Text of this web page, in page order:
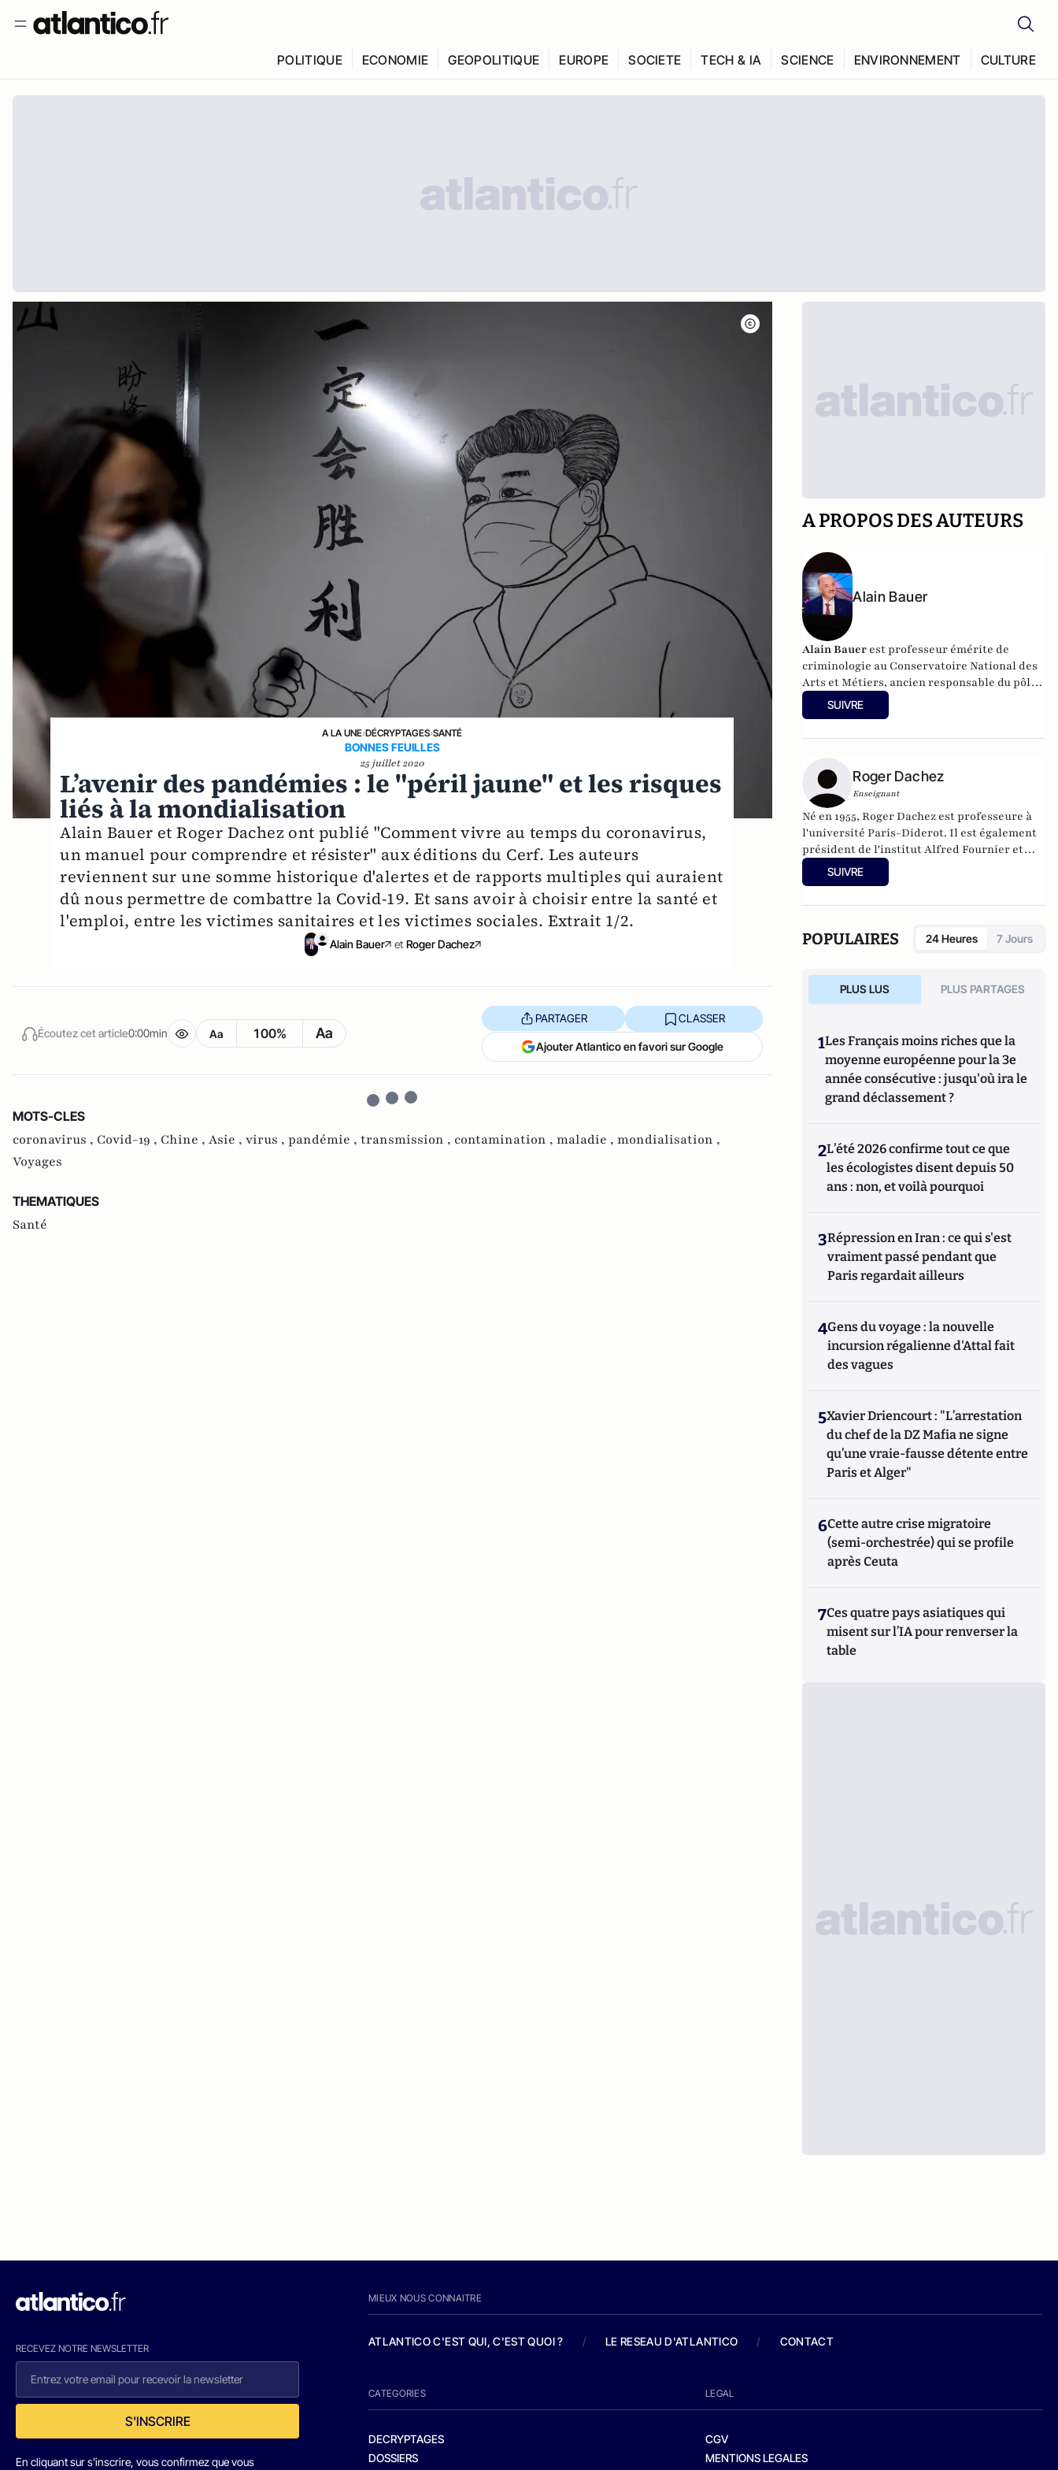
POLITIQUE ECONOMIE GEOPOLITIQUE EUROPE SOCIETE TECH & IA SCIENCE ENVIRONNEMENT CULTURE
A LA UNE›DÉCRYPTAGES›SANTÉ
BONNES FEUILLES
25 juillet 2020
L’avenir des pandémies : le "péril jaune" et les risques
liés à la mondialisation
Alain Bauer et Roger Dachez ont publié "Comment vivre au temps du coronavirus,
un manuel pour comprendre et résister" aux éditions du Cerf. Les auteurs
reviennent sur une somme historique d'alertes et de rapports multiples qui auraient
dû nous permettre de combattre la Covid-19. Et sans avoir à choisir entre la santé et
l'emploi, entre les victimes sanitaires et les victimes sociales. Extrait 1/2.
Alain Bauer et Roger Dachez
Écoutez cet article0:00min Aa 100% Aa
PARTAGER CLASSER
Ajouter Atlantico en favori sur Google
MOTS-CLES
coronavirus , Covid-19 , Chine , Asie , virus , pandémie , transmission , contamination , maladie , mondialisation ,
Voyages
THEMATIQUES
Santé
A PROPOS DES AUTEURS
Alain Bauer
Alain Bauer est professeur émérite de
criminologie au Conservatoire National des
Arts et Métiers, ancien responsable du pôle
Sécurité Défense Renseignement
Criminologie Cybermenaces et Crises
SUIVRE
Roger Dachez
Enseignant
Né en 1955, Roger Dachez est professeure à
l'université Paris-Diderot. Il est également
président de l'institut Alfred Fournier et
l'auteur de nombreuses publications. En
collaboration avec Alain Bauer, il a écrit
criminelle.
SUIVRE
POPULAIRES 24 Heures 7 Jours
PLUS LUS PLUS PARTAGES
1Les Français moins riches que la
moyenne européenne pour la 3e
année consécutive : jusqu'où ira le
grand déclassement ?
2L’été 2026 confirme tout ce que
les écologistes disent depuis 50
ans : non, et voilà pourquoi
3Répression en Iran : ce qui s'est
vraiment passé pendant que
Paris regardait ailleurs
4Gens du voyage : la nouvelle
incursion régalienne d'Attal fait
des vagues
5Xavier Driencourt : "L’arrestation
du chef de la DZ Mafia ne signe
qu’une vraie-fausse détente entre
Paris et Alger"
6Cette autre crise migratoire
(semi-orchestrée) qui se profile
après Ceuta
7Ces quatre pays asiatiques qui
misent sur l’IA pour renverser la
table
RECEVEZ NOTRE NEWSLETTER
S'INSCRIRE
En cliquant sur s'inscrire, vous confirmez que vous
MIEUX NOUS CONNAITRE
ATLANTICO C'EST QUI, C'EST QUOI ? / LE RESEAU D'ATLANTICO / CONTACT
CATEGORIES
DECRYPTAGES
DOSSIERS
LEGAL
CGV
MENTIONS LEGALES